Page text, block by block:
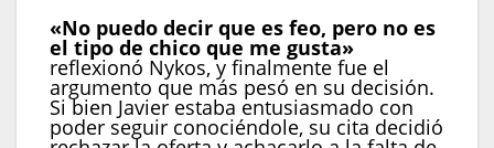
«No puedo decir que es feo, pero no es
el tipo de chico que me gusta»
reflexionó Nykos, y finalmente fue el
argumento que más pesó en su decisión.
Si bien Javier estaba entusiasmado con
poder seguir conociéndole, su cita decidió